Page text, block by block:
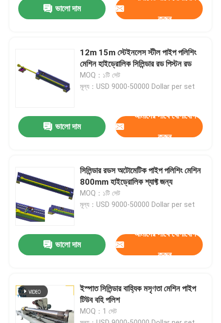
পণ্য
কারখানা পরিদর্শন
আমাদের সাথে যোগাযোগ করুন
খবর
মামলা
একটি উদ্ধৃতি অনুরোধ
ট্যাংক পোলিশিং মেশিন
ভালো দাম
করুন
12m 15m স্টেইনলেস স্টীল পাইপ পলিশিং
মেশিন হাইড্রোলিক সিলিন্ডার রড পিস্টন রড
MOQ：১টি সেট
মূল্য：USD 9000-50000 Dollar per set
ভালো দাম
আমাদের সাথে যোগাযোগ
করুন
সিলিন্ডার রডস অটোমেটিক পাইপ পলিশিং মেশিন
800mm হাইড্রোলিক শ্যাফ্ট জন্য
MOQ：১টি সেট
মূল্য：USD 9000-50000 Dollar per set
ভালো দাম
আমাদের সাথে যোগাযোগ
করুন
ইস্পাত সিলিন্ডার বাহ্যিক মসৃণতা মেশিন পাইপ
টিউব বহি পলিশ
MOQ：1 সেট